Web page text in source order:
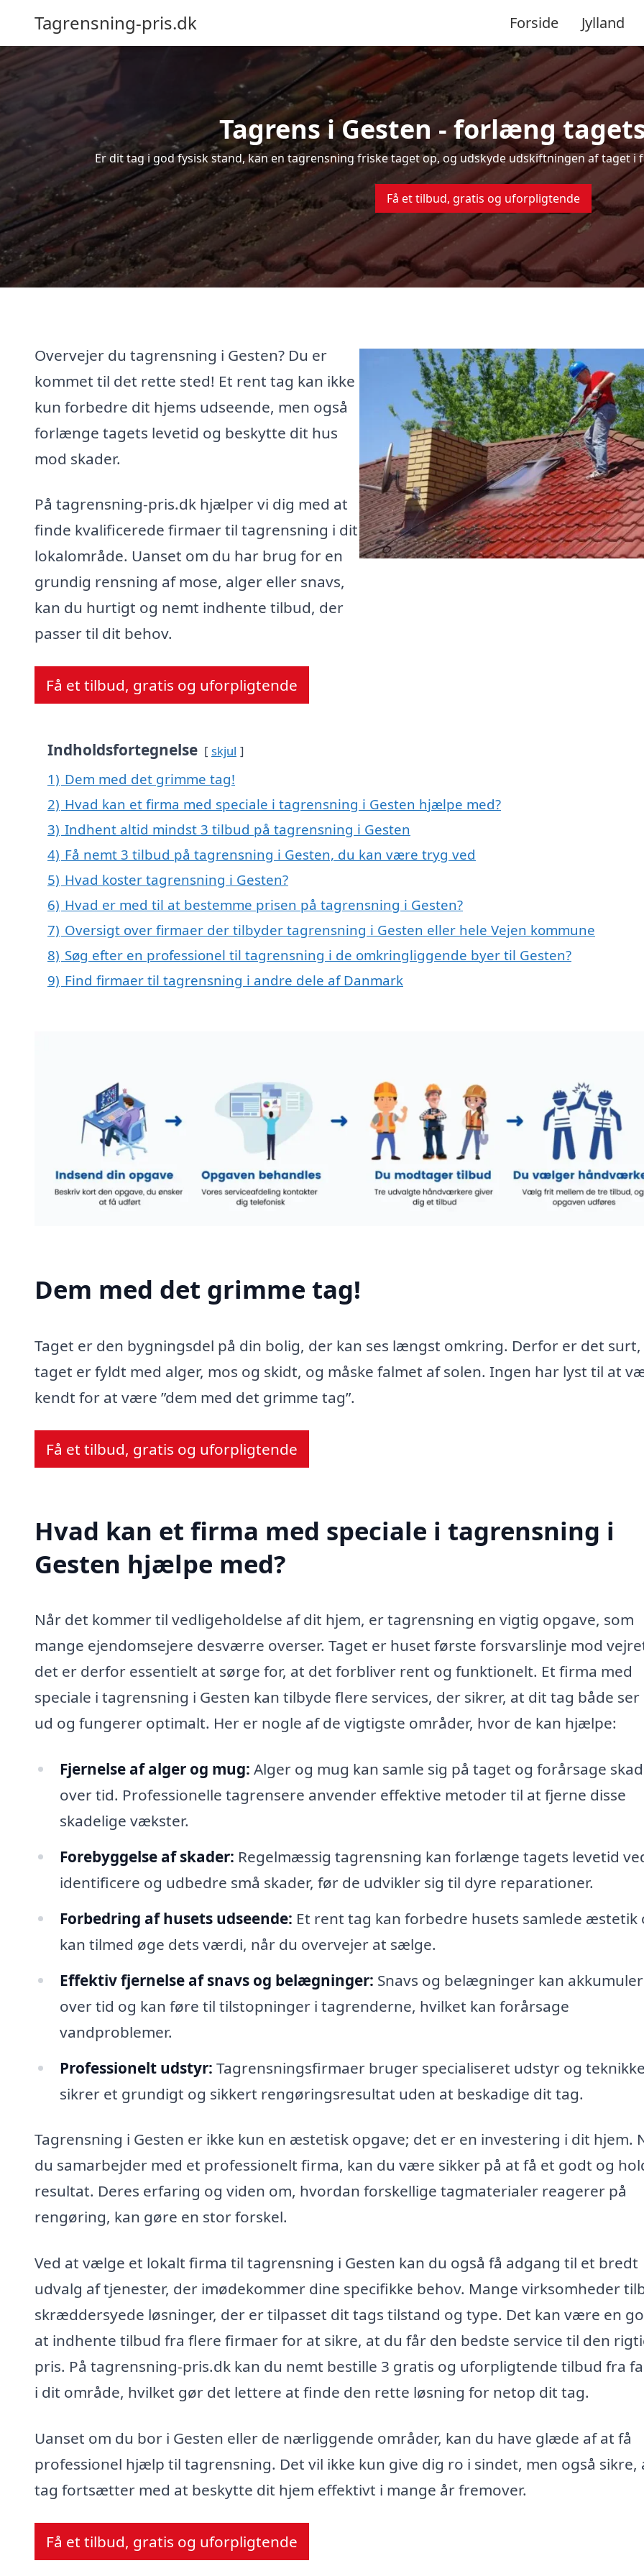
Tagrensning-pris.dk Forside Jylland
Tagrens i Gesten - forlæng
Er dit tag i god fysisk stand, kan en tagrensning friske taget op, og udskyde udskiftningen af taget i
Få et tilbud, gratis og uforpligtende
Overvejer du tagrensning i Gesten? Du er
kommet til det rette sted! Et rent tag kan ikke
kun forbedre dit hjems udseende, men også
forlænge tagets levetid og beskytte dit hus
mod skader.
På tagrensning-pris.dk hjælper vi dig med at
finde kvalificerede firmaer til tagrensning i dit
lokalområde. Uanset om du har brug for en
grundig rensning af mose, alger eller snavs,
kan du hurtigt og nemt indhente tilbud, der
passer til dit behov.
Få et tilbud, gratis og uforpligtende
Indholdsfortegnelse skjul
1) Dem med det grimme tag!
2) Hvad kan et firma med speciale i tagrensning i Gesten hjælpe med?
3) Indhent altid mindst 3 tilbud på tagrensning i Gesten
4) Få nemt 3 tilbud på tagrensning i Gesten, du kan være tryg ved
5) Hvad koster tagrensning i Gesten?
6) Hvad er med til at bestemme prisen på tagrensning i Gesten?
7) Oversigt over firmaer der tilbyder tagrensning i Gesten eller hele Vejen kommune
8) Søg efter en professionel til tagrensning i de omkringliggende byer til Gesten?
9) Find firmaer til tagrensning i andre dele af Danmark
Dem med det grimme tag!
Taget er den bygningsdel på din bolig, der kan ses længst omkring. Derfor er det
taget er fyldt med alger, mos og skidt, og måske falmet af solen. Ingen har lyst til at
kendt for at være ”dem med det grimme tag”.
Få et tilbud, gratis og uforpligtende
Hvad kan et firma med speciale i tagrensning i
Gesten hjælpe med?
Når det kommer til vedligeholdelse af dit hjem, er tagrensning en vigtig opgave, som
mange ejendomsejere desværre overser. Taget er huset første forsvarslinje mod
det er derfor essentielt at sørge for, at det forbliver rent og funktionelt. Et firma med
speciale i tagrensning i Gesten kan tilbyde flere services, der sikrer, at dit tag både
ud og fungerer optimalt. Her er nogle af de vigtigste områder, hvor de kan hjælpe:
Fjernelse af alger og mug: Alger og mug kan samle sig på taget og forårsage
over tid. Professionelle tagrensere anvender effektive metoder til at fjerne disse
skadelige vækster.
Forebyggelse af skader: Regelmæssig tagrensning kan forlænge tagets levetid
identificere og udbedre små skader, før de udvikler sig til dyre reparationer.
Forbedring af husets udseende: Et rent tag kan forbedre husets samlede æstetik
kan tilmed øge dets værdi, når du overvejer at sælge.
Effektiv fjernelse af snavs og belægninger: Snavs og belægninger kan
over tid og kan føre til tilstopninger i tagrenderne, hvilket kan forårsage
vandproblemer.
Professionelt udstyr: Tagrensningsfirmaer bruger specialiseret udstyr og
sikrer et grundigt og sikkert rengøringsresultat uden at beskadige dit tag.
Tagrensning i Gesten er ikke kun en æstetisk opgave; det er en investering i dit hjem.
du samarbejder med et professionelt firma, kan du være sikker på at få et godt og
resultat. Deres erfaring og viden om, hvordan forskellige tagmaterialer reagerer på
rengøring, kan gøre en stor forskel.
Ved at vælge et lokalt firma til tagrensning i Gesten kan du også få adgang til et bredt
udvalg af tjenester, der imødekommer dine specifikke behov. Mange virksomheder
skræddersyede løsninger, der er tilpasset dit tags tilstand og type. Det kan være en
at indhente tilbud fra flere firmaer for at sikre, at du får den bedste service til den
pris. På tagrensning-pris.dk kan du nemt bestille 3 gratis og uforpligtende tilbud fra
i dit område, hvilket gør det lettere at finde den rette løsning for netop dit tag.
Uanset om du bor i Gesten eller de nærliggende områder, kan du have glæde af at få
professionel hjælp til tagrensning. Det vil ikke kun give dig ro i sindet, men også sikre,
tag fortsætter med at beskytte dit hjem effektivt i mange år fremover.
Få et tilbud, gratis og uforpligtende